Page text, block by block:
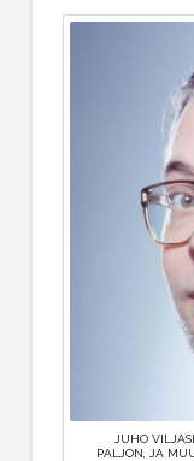
JUHO
PALJON, JA